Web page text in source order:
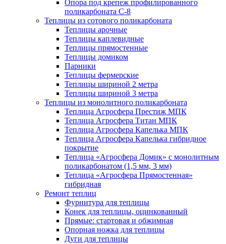
Опора под крепеж профилированного
поликарбоната С-8
Теплицы из сотового поликарбоната
Теплицы арочные
Теплицы каплевидные
Теплицы прямостенные
Теплицы домиком
Парники
Теплицы фермерские
Теплицы шириной 2 метра
Теплицы шириной 3 метра
Теплицы из монолитного поликарбоната
Теплица Агросфера Престиж МПК
Теплица Агросфера Титан МПК
Теплица Агросфера Капелька МПК
Теплица Агросфера Капелька гибридное
покрытие
Теплица «Агросфера Домик» с монолитным
поликарбонатом (1,5 мм, 3 мм)
Теплица «Агросфера Прямостенная»
гибридная
Ремонт теплиц
Фурнитура для теплицы
Конек для теплицы, оцинкованный
Прямые: стартовая и обжимная
Опорная ножка для теплицы
Дуги для теплицы